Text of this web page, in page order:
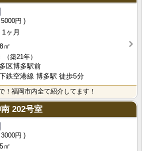
5000円
1ヶ月
㎡
（築21年）
区博多駅前
鉄空港線 博多駅 徒歩5分
！福岡市内全て紹介してます！
202号室
3000円
㎡